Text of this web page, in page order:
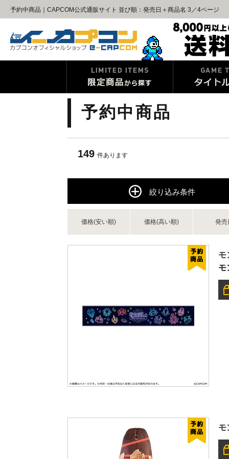
予約中商品｜CAPCOM公式通販サイト 並び順：発売日＋商品名 3／4ページ
予約中商品
149 件あります
絞り込み条件
価格(安い順) 価格(高い順) 発売
モ
モ
モ